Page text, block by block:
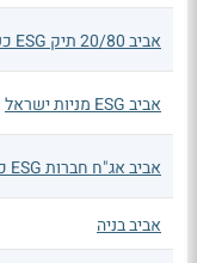
אביב 20/80 תיק ESG כשרה
אביב ESG מניות ישראל
אביב אג"ח חברות ESG כשרה
אביב בניה